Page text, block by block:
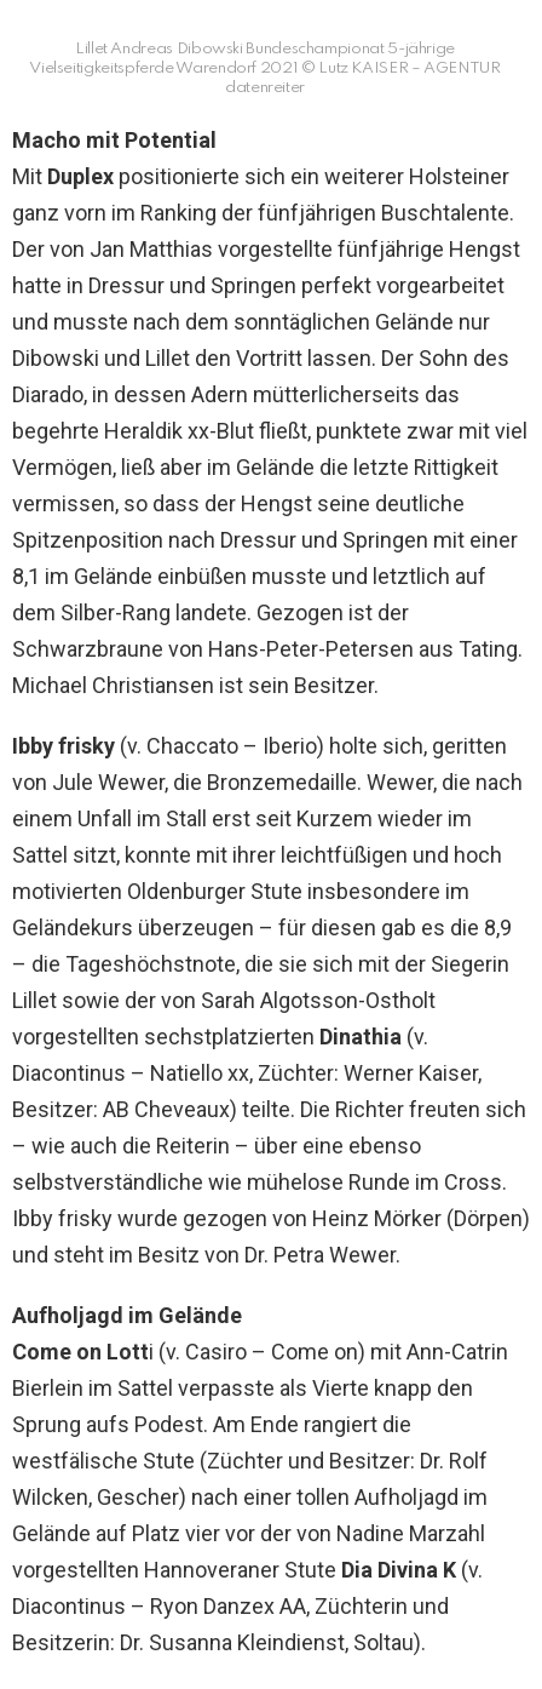
Lillet Andreas Dibowski Bundeschampionat 5-jährige
Vielseitigkeitspferde Warendorf 2021 © Lutz KAISER – AGENTUR
datenreiter
Macho mit Potential
Mit Duplex positionierte sich ein weiterer Holsteiner
ganz vorn im Ranking der fünfjährigen Buschtalente.
Der von Jan Matthias vorgestellte fünfjährige Hengst
hatte in Dressur und Springen perfekt vorgearbeitet
und musste nach dem sonntäglichen Gelände nur
Dibowski und Lillet den Vortritt lassen. Der Sohn des
Diarado, in dessen Adern mütterlicherseits das
begehrte Heraldik xx-Blut fließt, punktete zwar mit viel
Vermögen, ließ aber im Gelände die letzte Rittigkeit
vermissen, so dass der Hengst seine deutliche
Spitzenposition nach Dressur und Springen mit einer
8,1 im Gelände einbüßen musste und letztlich auf
dem Silber-Rang landete. Gezogen ist der
Schwarzbraune von Hans-Peter-Petersen aus Tating.
Michael Christiansen ist sein Besitzer.
Ibby frisky (v. Chaccato – Iberio) holte sich, geritten
von Jule Wewer, die Bronzemedaille. Wewer, die nach
einem Unfall im Stall erst seit Kurzem wieder im
Sattel sitzt, konnte mit ihrer leichtfüßigen und hoch
motivierten Oldenburger Stute insbesondere im
Geländekurs überzeugen – für diesen gab es die 8,9
– die Tageshöchstnote, die sie sich mit der Siegerin
Lillet sowie der von Sarah Algotsson-Ostholt
vorgestellten sechstplatzierten Dinathia (v.
Diacontinus – Natiello xx, Züchter: Werner Kaiser,
Besitzer: AB Cheveaux) teilte. Die Richter freuten sich
– wie auch die Reiterin – über eine ebenso
selbstverständliche wie mühelose Runde im Cross.
Ibby frisky wurde gezogen von Heinz Mörker (Dörpen)
und steht im Besitz von Dr. Petra Wewer.
Aufholjagd im Gelände
Come on Lotti (v. Casiro – Come on) mit Ann-Catrin
Bierlein im Sattel verpasste als Vierte knapp den
Sprung aufs Podest. Am Ende rangiert die
westfälische Stute (Züchter und Besitzer: Dr. Rolf
Wilcken, Gescher) nach einer tollen Aufholjagd im
Gelände auf Platz vier vor der von Nadine Marzahl
vorgestellten Hannoveraner Stute Dia Divina K (v.
Diacontinus – Ryon Danzex AA, Züchterin und
Besitzerin: Dr. Susanna Kleindienst, Soltau).